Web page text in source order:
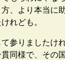
、より本当に
れども。
参りましたけ
同様で、その